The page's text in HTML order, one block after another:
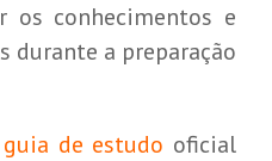
os conhecimentos e
durante a preparação
guia de estudo oficial